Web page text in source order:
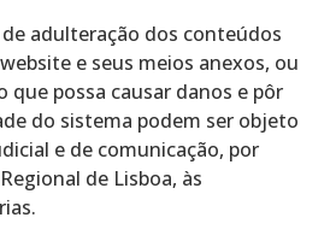
adulteração dos conteúdos
e seus meios anexos, ou
que possa causar danos e pôr
do sistema podem ser objeto
e de comunicação, por
de Lisboa, às